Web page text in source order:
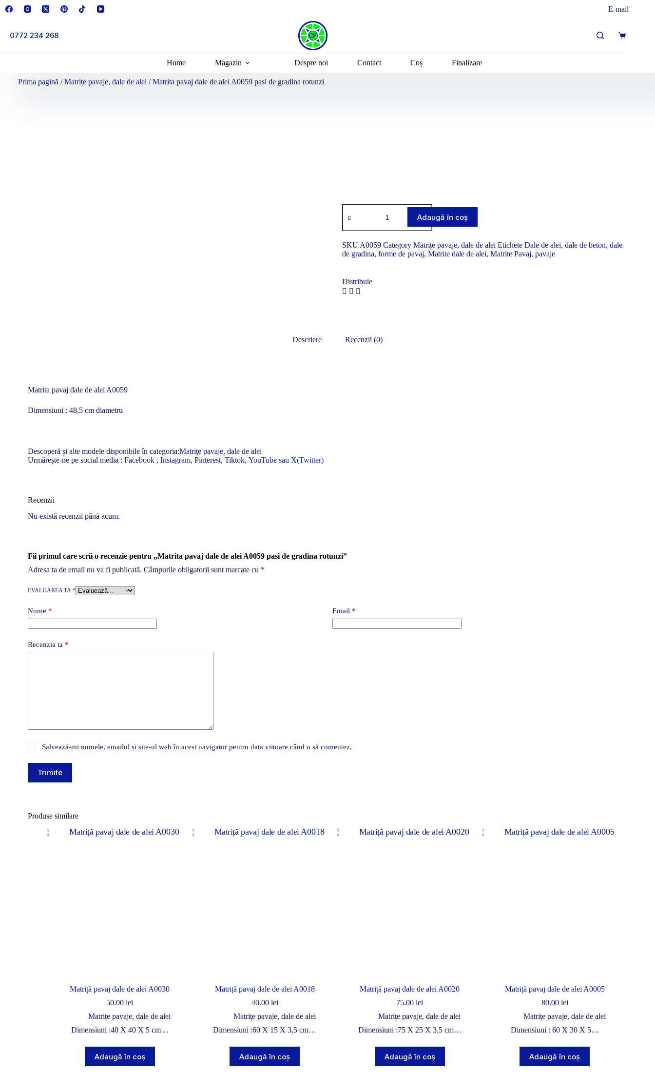
E-mail
0772 234 268
Home Magazin Despre noi Contact Coș Finalizare
Prima pagină /Matrițe pavaje, dale de alei / Matrita pavaj dale de alei A0059 pasi de gradina rotunzi
Adaugă în coș
SKU A0059 Category Matrițe pavaje, dale de alei Etichete Dale de alei, dale de beton, dale
de gradina, forme de pavaj, Matrite dale de alei, Matrite Pavaj, pavaje
Distribuie
Descriere Recenzii (0)
Matrita pavaj dale de alei A0059
Dimensiuni : 48,5 cm diametru
Descoperă și alte modele disponibile în categoria:Matrițe pavaje, dale de alei
Urmărește-ne pe social media : Facebook , Instagram, Pinterest, Tiktok, YouTube sau X(Twitter)
Recenzii
Nu există recenzii până acum.
Fii primul care scrii o recenzie pentru „Matrita pavaj dale de alei A0059 pasi de gradina rotunzi”
Adresa ta de email nu va fi publicată. Câmpurile obligatorii sunt marcate cu *
EVALUAREA TA *
Nume * Email *
Recenzia ta *
Salvează-mi numele, emailul și site-ul web în acest navigator pentru data viitoare când o să comentez.
Trimite
Produse similare
Matriță pavaj dale de alei A0030
50.00lei
Matrițe pavaje, dale de alei
Dimensiuni :40 X 40 X 5 cm…
Adaugă în coș
Matriță pavaj dale de alei A0018
40.00 lei
Matrițe pavaje, dale de alei
Dimensiuni :60 X 15 X 3,5 cm…
Adaugă în coș
Matriță pavaj dale de alei A0020
75.00lei
Matrițe pavaje, dale de alei
Dimensiuni :75 X 25 X 3,5 cm…
Adaugă în coș
Matriță pavaj dale de alei A0005
80.00 lei
Matrițe pavaje, dale de alei
Dimensiuni : 60 X 30 X 5…
Adaugă în coș